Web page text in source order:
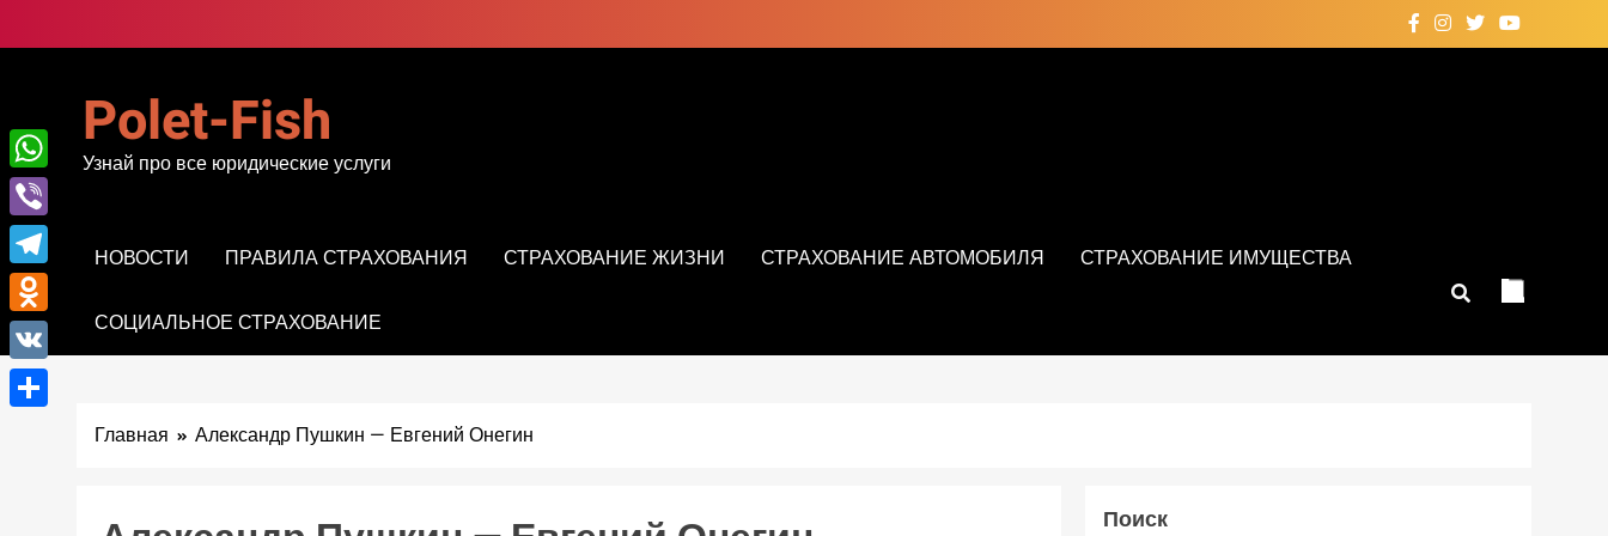
к
Polet-Fish
Узнай про все юридические услуги
НОВОСТИ ПРАВИЛА СТРАХОВАНИЯ СТРАХОВАНИЕ ЖИЗНИ СТРАХОВАНИЕ АВТОМОБИЛЯ СТРАХОВАНИЕ ИМУЩЕСТВА
СОЦИАЛЬНОЕ СТРАХОВАНИЕ
Главная Александр Пушкин — Евгений Онегин
Поиск
WhatsApp
Viber
Telegram
Odnoklassniki
VK
Отправить